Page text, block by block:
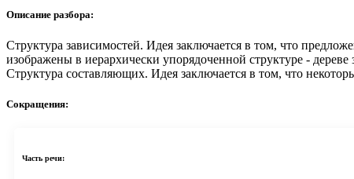
Описание разбора:
Структура зависимостей. Идея заключается в том, что
изображены в иерархически упорядоченной структуре - дереве
Структура составляющих. Идея заключается в том, что
Сокращения:
Часть речи: